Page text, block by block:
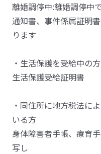
離婚調停中:離婚調停中
通知書、事件係属証明
ります
・生活保護を受給中の方
生活保護受給証明書
・同住所に地方税法に
いる方
身体障害者手帳、療育
写し